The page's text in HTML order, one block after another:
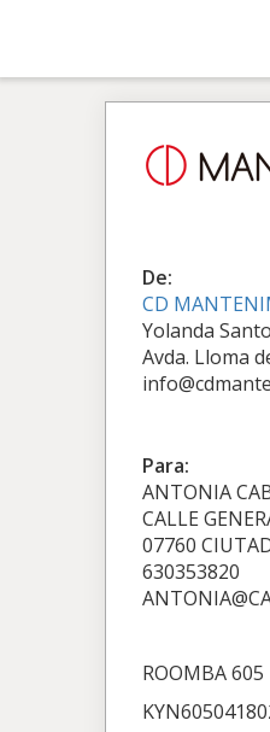
De:
CD
Yolanda
Avda. Lloma
Para:
ANTONIA
CALLE
07760
630353820
ROOMBA 605